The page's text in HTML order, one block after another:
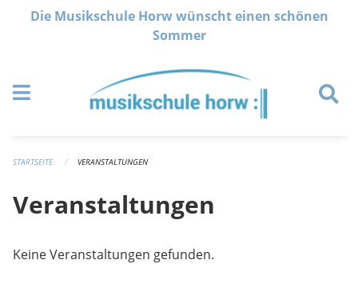
Navigation überspringen
Die Musikschule Horw wünscht einen schönen
Sommer
STARTSEITE VERANSTALTUNGEN
Veranstaltungen
Keine Veranstaltungen gefunden.